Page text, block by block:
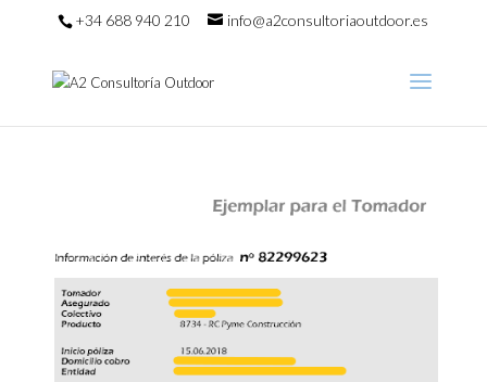
+34 688 940 210 info@a2consultoriaoutdoor.es